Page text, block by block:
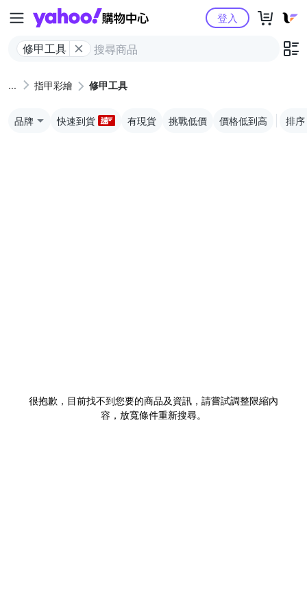
Yahoo購物中心
修甲工具
登入
指甲彩繪 修甲工具
品牌 快速到貨 有現貨 挑戰低價 價格低到高 排序
很抱歉，目前找不到您要的商品及資訊，請嘗試調整限縮內
容，放寬條件重新搜尋。